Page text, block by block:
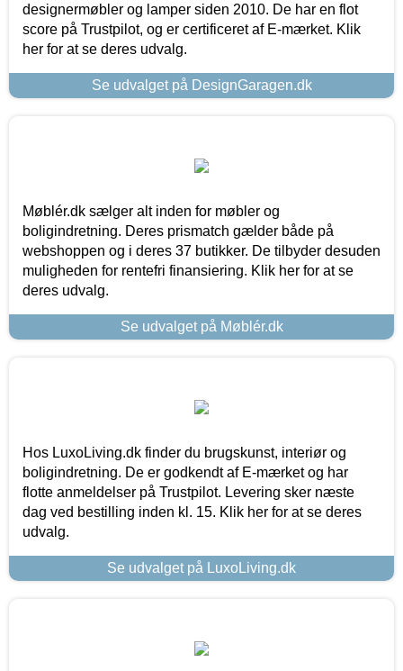
designermøbler og lamper siden 2010. De har en flot
score på Trustpilot, og er certificeret af E-mærket. Klik
her for at se deres udvalg.
Se udvalget på DesignGaragen.dk
Møblér.dk sælger alt inden for møbler og
boligindretning. Deres prismatch gælder både på
webshoppen og i deres 37 butikker. De tilbyder desuden
muligheden for rentefri finansiering. Klik her for at se
deres udvalg.
Se udvalget på Møblér.dk
Hos LuxoLiving.dk finder du brugskunst, interiør og
boligindretning. De er godkendt af E-mærket og har
flotte anmeldelser på Trustpilot. Levering sker næste
dag ved bestilling inden kl. 15. Klik her for at se deres
udvalg.
Se udvalget på LuxoLiving.dk